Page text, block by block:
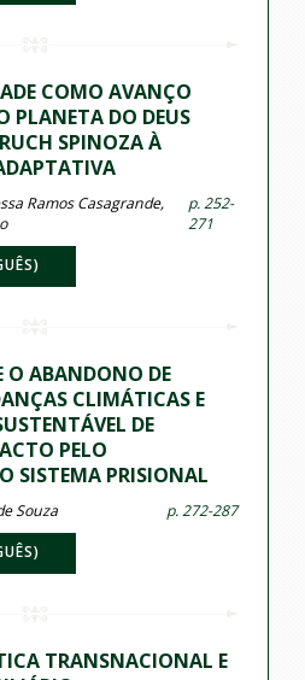
COMO AVANÇO
PLANETA DO DEUS
SPINOZA À
Ramos Casagrande,
p. 252-
271
O ABANDONO DE
CLIMÁTICAS E
DE
PELO
SISTEMA PRISIONAL
Souza p. 272-287
TRANSNACIONAL E